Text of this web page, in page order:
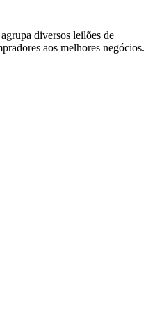
diversos leilões de
aos melhores negócios.